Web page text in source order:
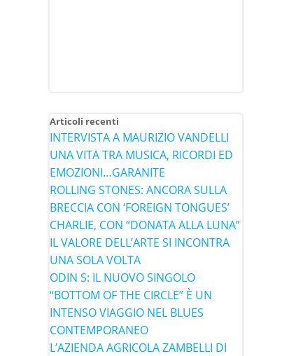
Articoli recenti
INTERVISTA A MAURIZIO VANDELLI
UNA VITA TRA MUSICA, RICORDI ED
EMOZIONI…GARANITE
ROLLING STONES: ANCORA SULLA
BRECCIA CON ‘FOREIGN TONGUES’
CHARLIE, CON “DONATA ALLA LUNA”
IL VALORE DELL’ARTE SI INCONTRA
UNA SOLA VOLTA
ODIN S: IL NUOVO SINGOLO
“BOTTOM OF THE CIRCLE” È UN
INTENSO VIAGGIO NEL BLUES
CONTEMPORANEO
L’AZIENDA AGRICOLA ZAMBELLI DI